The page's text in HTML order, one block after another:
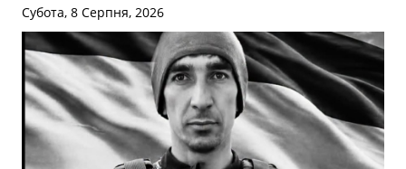
Субота, 8 Серпня, 2026